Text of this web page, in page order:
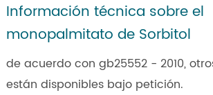
Información técnica sobre el
monopalmitato de Sorbitol
de acuerdo con gb25552 - 2010,
están disponibles bajo petición.